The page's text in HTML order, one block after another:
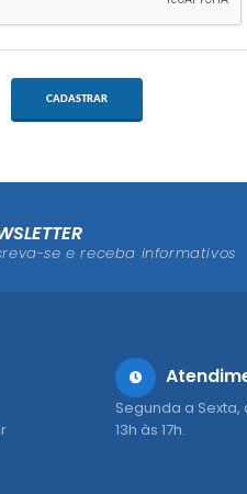
CADASTRAR
Segunda a Sexta,
13h às 17h.
se e receba informativos